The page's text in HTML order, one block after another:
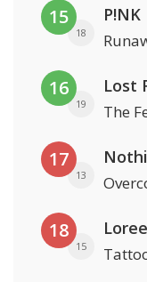
15
18
P!NK
16
19
Lost
The
17
13
18
15